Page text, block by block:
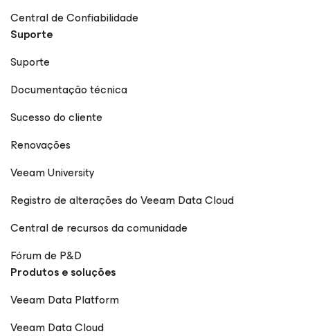
Central de Confiabilidade
Suporte
Suporte
Documentação técnica
Sucesso do cliente
Renovações
Veeam University
Registro de alterações do Veeam Data Cloud
Central de recursos da comunidade
Fórum de P&D
Produtos e soluções
Veeam Data Platform
Veeam Data Cloud